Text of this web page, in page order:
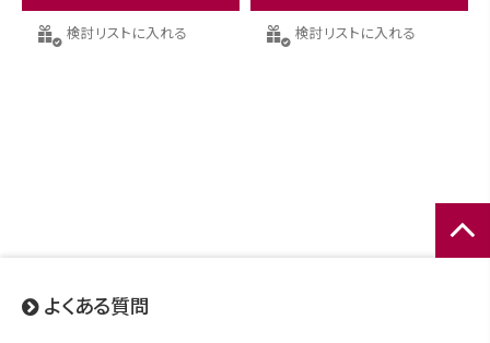
検討リストに入れる 検討リストに入れる
ページ
よくある質問